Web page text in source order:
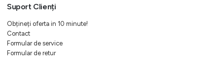
Suport Clienți
Obțineți oferta in 10 minute!
Contact
Formular de service
Formular de retur